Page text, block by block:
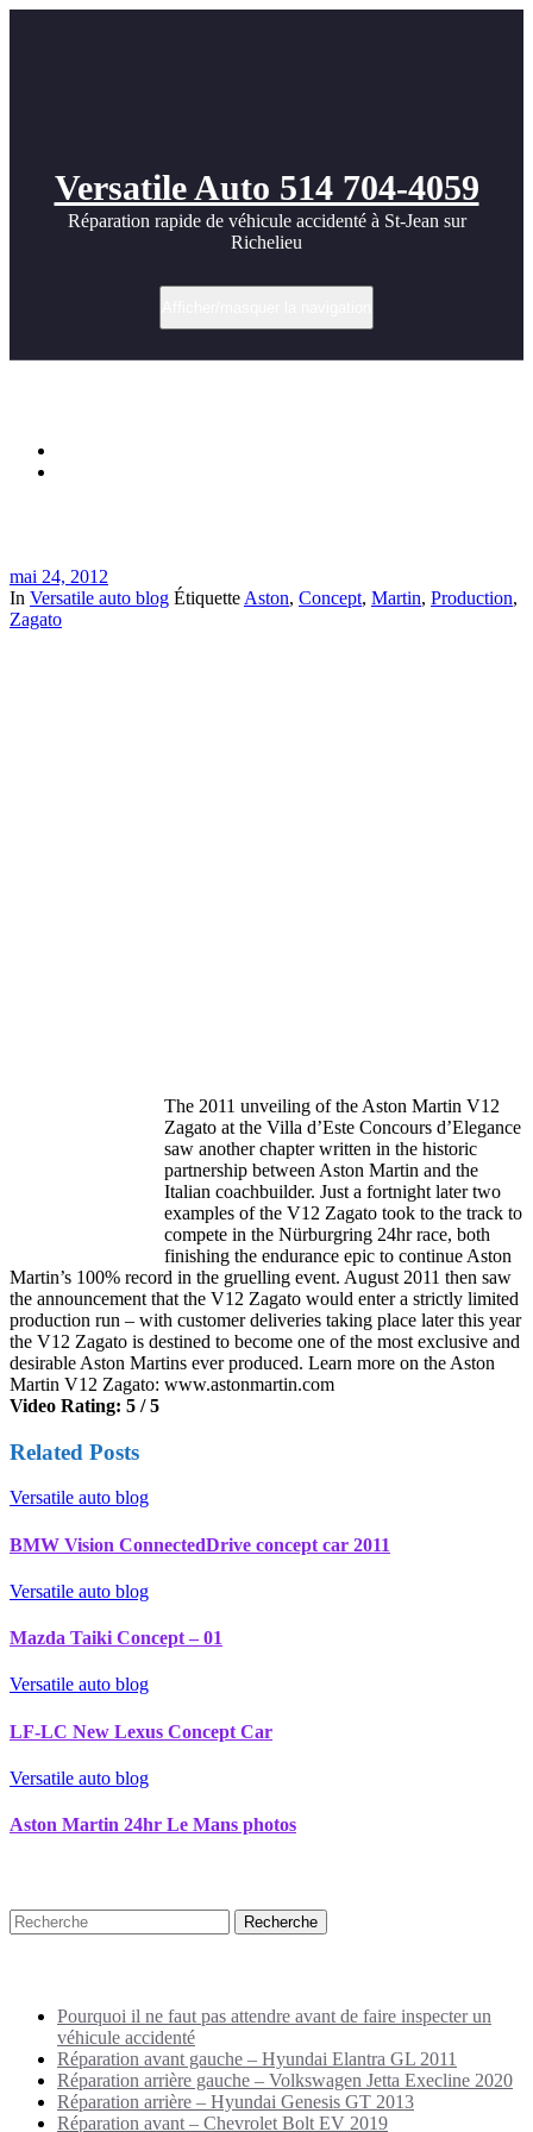
Versatile Auto 514 704-4059
Réparation rapide de véhicule accidenté à St-Jean sur
Richelieu
mai 24, 2012
In Versatile auto blog Étiquette Aston, Concept, Martin, Production,
Zagato
The 2011 unveiling of the Aston Martin V12
Zagato at the Villa d’Este Concours d’Elegance
saw another chapter written in the historic
partnership between Aston Martin and the
Italian coachbuilder. Just a fortnight later two
examples of the V12 Zagato took to the track to
compete in the Nürburgring 24hr race, both
finishing the endurance epic to continue Aston
Martin’s 100% record in the gruelling event. August 2011 then saw
the announcement that the V12 Zagato would enter a strictly limited
production run – with customer deliveries taking place later this year
the V12 Zagato is destined to become one of the most exclusive and
desirable Aston Martins ever produced. Learn more on the Aston
Martin V12 Zagato: www.astonmartin.com
Video Rating: 5 / 5
Related Posts
Versatile auto blog
BMW Vision ConnectedDrive concept car 2011
Versatile auto blog
Mazda Taiki Concept – 01
Versatile auto blog
LF-LC New Lexus Concept Car
Versatile auto blog
Aston Martin 24hr Le Mans photos
Pourquoi il ne faut pas attendre avant de faire inspecter un
véhicule accidenté
Réparation avant gauche – Hyundai Elantra GL 2011
Réparation arrière gauche – Volkswagen Jetta Execline 2020
Réparation arrière – Hyundai Genesis GT 2013
Réparation avant – Chevrolet Bolt EV 2019